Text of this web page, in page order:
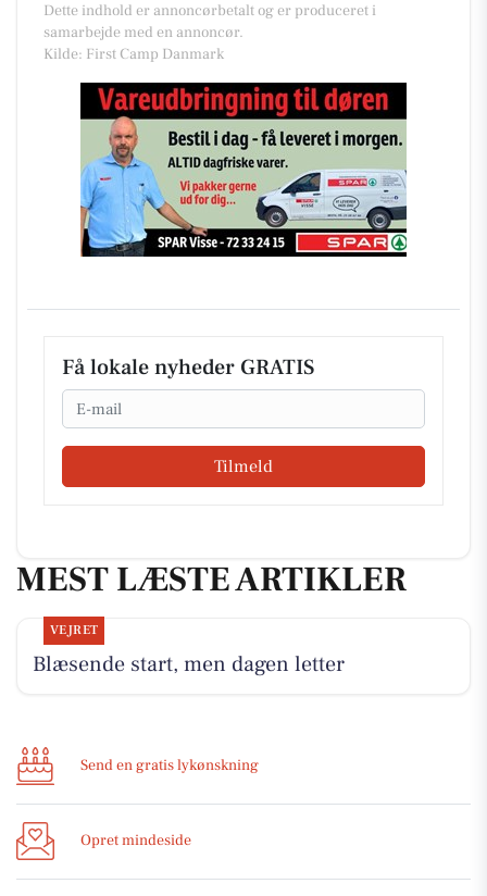
Dette indhold er annoncørbetalt og er produceret i
samarbejde med en annoncør.
Kilde: First Camp Danmark
Få lokale nyheder GRATIS
Email
Tilmeld
MEST LÆSTE ARTIKLER
VEJRET
Blæsende start, men dagen letter
Send en gratis lykønskning
Opret mindeside